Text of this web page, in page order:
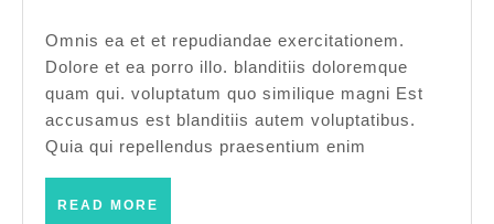
facilis
corporis
ut
Omnis ea et et repudiandae exercitationem.
Dolore et ea porro illo. blanditiis doloremque
quam qui. voluptatum quo similique magni Est
accusamus est blanditiis autem voluptatibus.
Quia qui repellendus praesentium enim
READ MORE